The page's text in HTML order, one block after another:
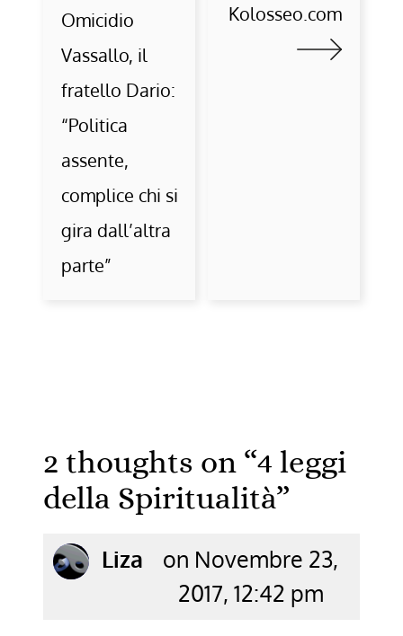
Omicidio
Vassallo, il
fratello Dario:
“Politica
assente,
complice chi si
gira dall’altra
parte”
Kolosseo.com
2 thoughts on “4 leggi
della Spiritualità”
Lizasays:on Novembre 23,
2017, 12:42 pm